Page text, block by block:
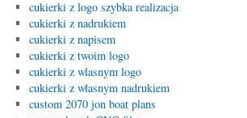
cukierki z logo szybka realizacja
cukierki z nadrukiem
cukierki z napisem
cukierki z twoim logo
cukierki z wlasnym logo
cukierki z własnym nadrukiem
custom 2070 jon boat plans